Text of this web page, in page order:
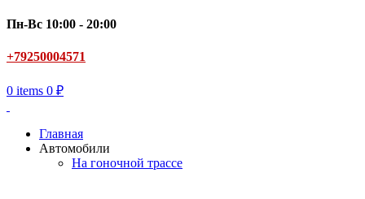
Пн-Вс 10:00 - 20:00
+79250004571
0 items 0 ₽
Главная
Автомобили
На гоночной трассе